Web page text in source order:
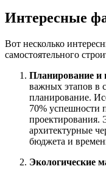
Интересные
Вот несколько
самостоятельного
Планирование и
важных этапов в
планирование.
70% успешности
проектирования.
архитектурные
бюджета и
Экологические